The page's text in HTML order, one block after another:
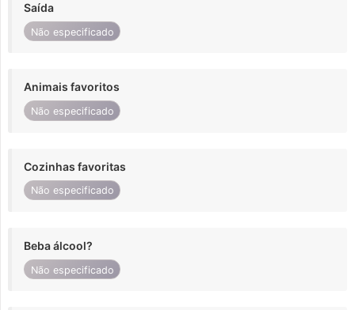
Saída
Não especificado
Animais favoritos
Não especificado
Cozinhas favoritas
Não especificado
Beba álcool?
Não especificado